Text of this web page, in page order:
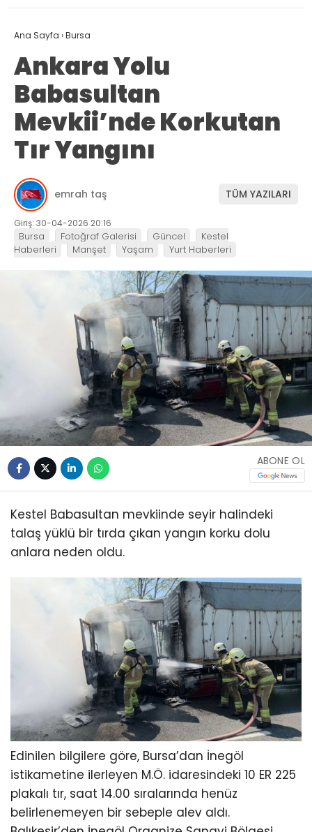
Ana Sayfa ›Bursa
Ankara Yolu
Babasultan
Mevkii’nde Korkutan
Tır Yangını
emrah taş TÜM YAZILARI
Giriş: 30-04-2026 20:16
Bursa Fotoğraf Galerisi Güncel
Kestel
Haberleri
Manşet Yaşam Yurt Haberleri
ABONE OL
Kestel Babasultan mevkiinde seyir halindeki
talaş yüklü bir tırda çıkan yangın korku dolu
anlara neden oldu.
Edinilen bilgilere göre, Bursa’dan İnegöl
istikametine ilerleyen M.Ö. idaresindeki 10 ER 225
plakalı tır, saat 14.00 sıralarında henüz
belirlenemeyen bir sebeple alev aldı.